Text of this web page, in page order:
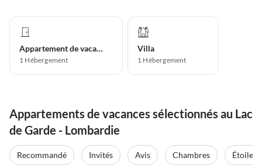
Appartement de vacances
1 Hébergement
Villa
1 Hébergement
Appartements de vacances sélectionnés au Lac
de Garde - Lombardie
Recommandé Invités Avis Chambres Étoiles